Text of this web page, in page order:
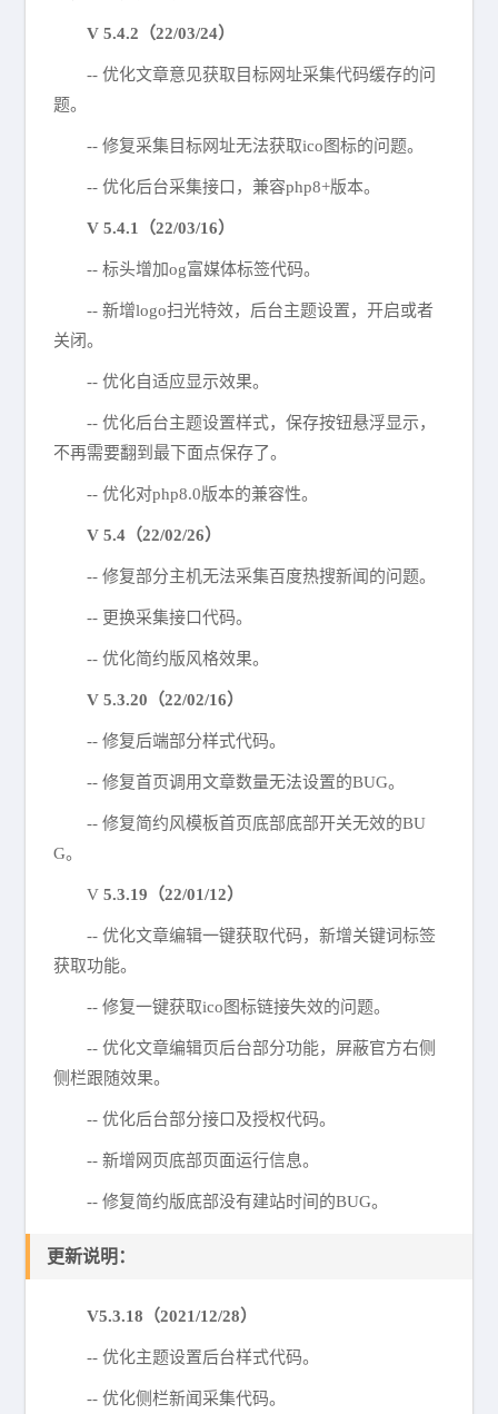
V 5.4.2（22/03/24）
-- 优化文章意见获取目标网址采集代码缓存的问
题。
-- 修复采集目标网址无法获取ico图标的问题。
-- 优化后台采集接口，兼容php8+版本。
V 5.4.1（22/03/16）
-- 标头增加og富媒体标签代码。
-- 新增logo扫光特效，后台主题设置，开启或者
关闭。
-- 优化自适应显示效果。
-- 优化后台主题设置样式，保存按钮悬浮显示，
不再需要翻到最下面点保存了。
-- 优化对php8.0版本的兼容性。
V 5.4（22/02/26）
-- 修复部分主机无法采集百度热搜新闻的问题。
-- 更换采集接口代码。
-- 优化简约版风格效果。
V 5.3.20（22/02/16）
-- 修复后端部分样式代码。
-- 修复首页调用文章数量无法设置的BUG。
-- 修复简约风模板首页底部底部开关无效的BU
G。
V5.3.19（22/01/12）
-- 优化文章编辑一键获取代码，新增关键词标签
获取功能。
-- 修复一键获取ico图标链接失效的问题。
-- 优化文章编辑页后台部分功能，屏蔽官方右侧
侧栏跟随效果。
-- 优化后台部分接口及授权代码。
-- 新增网页底部页面运行信息。
-- 修复简约版底部没有建站时间的BUG。
更新说明：
V5.3.18（2021/12/28）
-- 优化主题设置后台样式代码。
-- 优化侧栏新闻采集代码。